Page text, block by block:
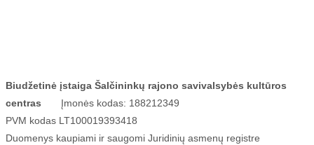
Biudžetinė įstaiga Šalčininkų rajono savivalsybės kultūros
centras
Įmonės kodas: 188212349
PVM kodas LT100019393418
Duomenys kaupiami ir saugomi Juridinių asmenų registre